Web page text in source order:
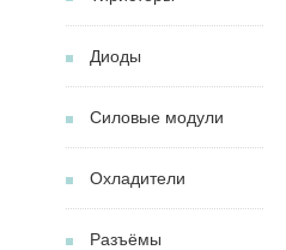
Диоды
Силовые модули
Охладители
Разъёмы